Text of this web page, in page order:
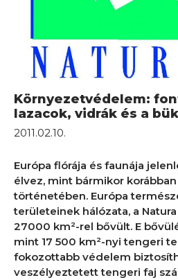
Környezetvédelem:
lazacok, vidrák és a
2011.02.10.
Európa flórája és faunája
élvez, mint bármikor
történetében. Európa
területeinek hálózata, a
27000 km²-rel bővült. E
mint 17 500 km²-nyi tengeri
fokozottabb védelem
veszélyeztetett tengeri faj